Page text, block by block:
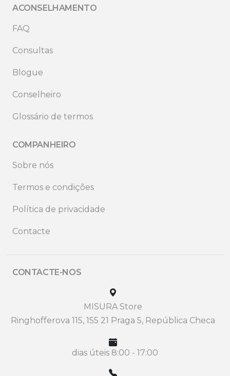
ACONSELHAMENTO
FAQ
Consultas
Blogue
Conselheiro
Glossário de termos
COMPANHEIRO
Sobre nós
Termos e condições
Política de privacidade
Contacte
CONTACTE-NOS
MISURA Store
Ringhofferova 115, 155 21 Praga 5, República Checa
dias úteis 8:00 - 17:00